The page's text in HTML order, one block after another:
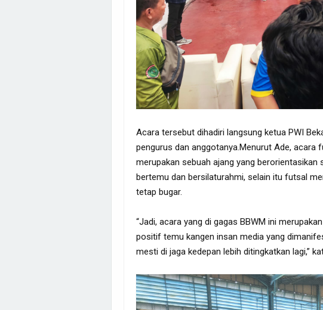
Acara tersebut dihadiri langsung ketua PWI
pengurus dan anggotanya.Menurut Ade, acara
merupakan sebuah ajang yang
bertemu dan bersilaturahmi, selain itu futsal
tetap bugar.
“Jadi, acara yang di gagas BBWM ini
positif temu kangen insan media yang
mesti di jaga kedepan lebih ditingkatkan lagi,”